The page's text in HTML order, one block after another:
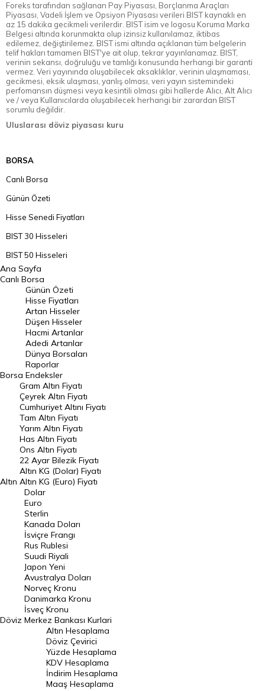
Foreks tarafından sağlanan Pay Piyasası, Borçlanma Araçları
Piyasası, Vadeli İşlem ve Opsiyon Piyasası verileri BIST kaynaklı en
az 15 dakika gecikmeli verilerdir. BIST isim ve logosu Koruma Marka
Belgesi altında korunmakta olup izinsiz kullanılamaz, iktibas
edilemez, değiştirilemez. BIST ismi altında açıklanan tüm belgelerin
telif hakları tamamen BIST'ye ait olup, tekrar yayınlanamaz. BIST,
verinin sekansı, doğruluğu ve tamlığı konusunda herhangi bir garanti
vermez. Veri yayınında oluşabilecek aksaklıklar, verinin ulaşmaması,
gecikmesi, eksik ulaşması, yanlış olması, veri yayın sistemindeki
perfomansın düşmesi veya kesintili olması gibi hallerde Alıcı, Alt Alıcı
ve / veya Kullanıcılarda oluşabilecek herhangi bir zarardan BIST
sorumlu değildir.
Uluslarası döviz piyasası kuru
BORSA
Canlı Borsa
Günün Özeti
Hisse Senedi Fiyatları
BIST 30 Hisseleri
BIST 50 Hisseleri
BIST 100 Hisseleri
En Çok Artan Hisseler
En Çok Düşen Hisseler
Hacmi Artanlar
Geçmiş Kapanışlar
Dünya Borsaları
Raporlar
Endeksler
DÖVİZ
Döviz Kuru
Dolar Kuru
Euro Kuru
Pound Kuru
Frank Kuru
Riyal Kuru
Avustralya Doları
Danimarka Kronu Kuru
Kanada Doları Kuru
Norveç Kronu Kuru
İsveç Kronu Kuru
Japon Yeni Kuru
Serbest Piyasa Döviz Kurları
Ana Sayfa
Canlı Borsa
Borsa
Günün Özeti
Hisse Fiyatları
Artan Hisseler
Düşen Hisseler
Hacmi Artanlar
Adedi Artanlar
Dünya Borsaları
Raporlar
Endeksler
Altın
Gram Altın Fiyatı
Çeyrek Altın Fiyatı
Cumhuriyet Altını Fiyatı
Tam Altın Fiyatı
Yarım Altın Fiyatı
Has Altın Fiyatı
Ons Altın Fiyatı
22 Ayar Bilezik Fiyatı
Altın KG (Dolar) Fiyatı
Altın KG (Euro) Fiyatı
Döviz
Dolar
Euro
Sterlin
Kanada Doları
İsviçre Frangı
Rus Rublesi
Suudi Riyali
Japon Yeni
Avustralya Doları
Norveç Kronu
Danimarka Kronu
İsveç Kronu
Merkez Bankası Kurlari
Altın Hesaplama
Döviz Çevirici
Yüzde Hesaplama
KDV Hesaplama
İndirim Hesaplama
Maaş Hesaplama